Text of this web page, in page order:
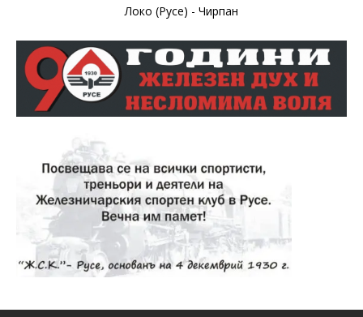
Локо (Русе) - Чирпан